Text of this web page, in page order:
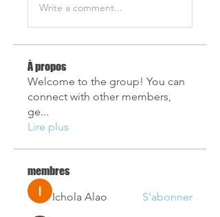
Write a comment...
À propos
Welcome to the group! You can
connect with other members,
ge...
Lire plus
membres
Ichola Alao
S'abonner